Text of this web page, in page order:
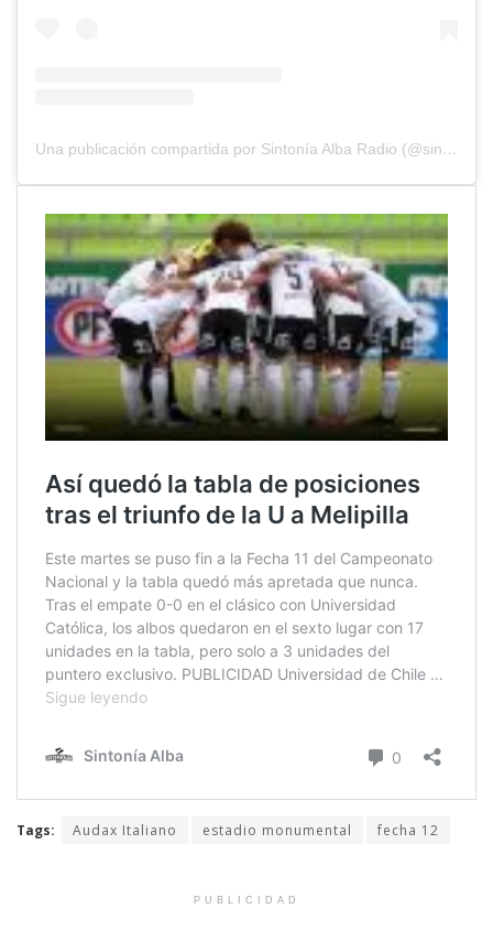
Una publicación compartida por Sintonía Alba Radio (@sintoniaalbaradio)
Tags: Audax Italiano estadio monumental fecha 12
PUBLICIDAD